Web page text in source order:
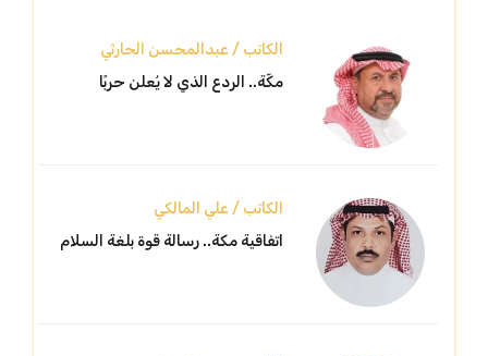
الكاتب / عبدالمحسن الحارثي
مكّة.. الردع الذي لا يُعلن حربًا
الكاتب / علي المالكي
اتفاقية مكة.. رسالة قوة بلغة السلام